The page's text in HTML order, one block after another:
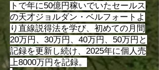
トで年に50億円稼いでいたセールス
の天才ジョルダン・ベルフォートよ
り直線説得法を学び、初めての月間
20万円、30万円、40万円、50万円と
記録を更新し続け、2025年に個人売
上8000万円を記録。